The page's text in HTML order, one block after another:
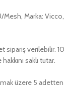
Marka:
sipariş verilebilir.
saklı tutar.
üzere 5